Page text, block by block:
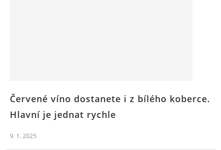
Červené víno dostanete i z bílého koberce.
Hlavní je jednat rychle
9. 1. 2025